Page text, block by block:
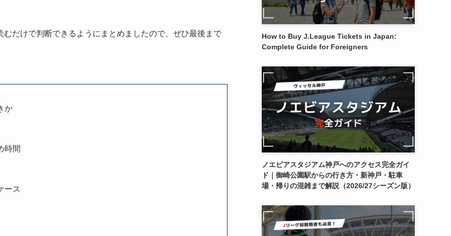
だけで判断できるようにまとめましたので、ぜひ最後まで
か
時間
ース
How to Buy J.League Tickets in Japan:
Complete Guide for Foreigners
ノエビアスタジアム神戸へのアクセス完全ガイ
ド｜御崎公園駅からの行き方・新神戸・駐車
場・帰りの混雑まで解説（2026/27シーズン版）